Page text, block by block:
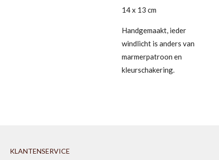
14 x 13 cm
Handgemaakt, ieder
windlicht is anders van
marmerpatroon en
kleurschakering.
KLANTENSERVICE